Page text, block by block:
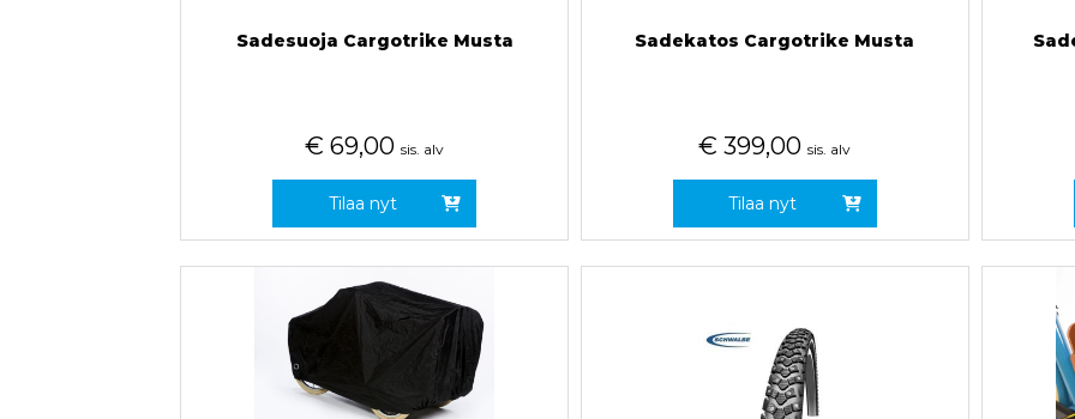
Sadesuoja Cargotrike Musta
€ 69,00 sis. alv
Tilaa nyt
Sadekatos Cargotrike Musta
€ 399,00 sis. alv
Tilaa nyt